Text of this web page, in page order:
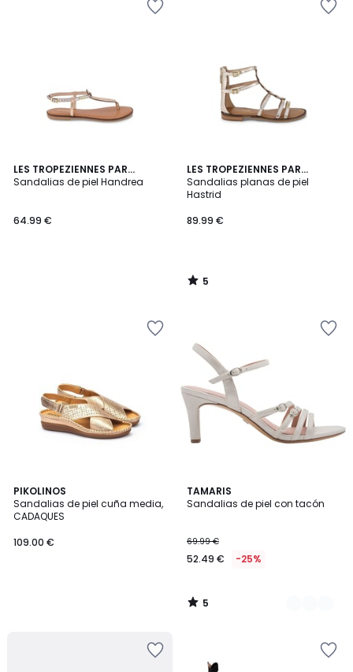
LES TROPEZIENNES PAR
M.BELARBI
Sandalias de piel Handrea
64.99 €
LES TROPEZIENNES PAR
M.BELARBI
Sandalias planas de piel
Hastrid
89.99 €
5
/
5
5
/
PIKOLINOS
Sandalias de piel cuña media,
CADAQUES
109.00 €
TAMARIS
Sandalias de piel con tacón
69.99 €
52.49 € -25%
5
/
4
Colores
5
/